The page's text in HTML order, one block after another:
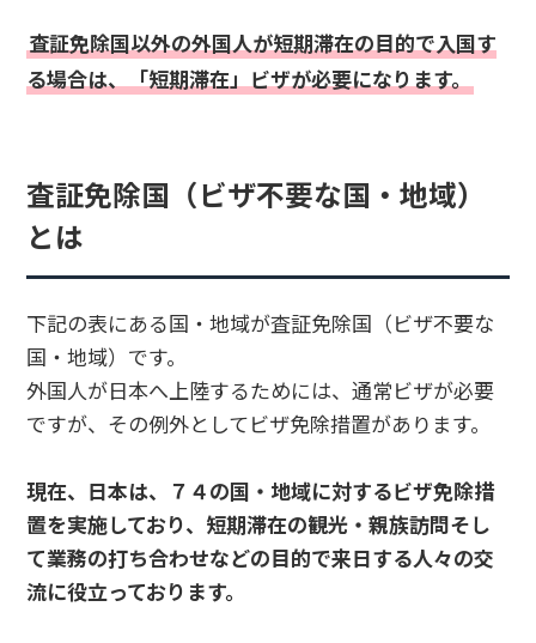
査証免除国以外の外国人が短期滞在の目的で入国す
る場合は、「短期滞在」ビザが必要になります。
査証免除国（ビザ不要な国・地域）
とは
下記の表にある国・地域が査証免除国（ビザ不要な
国・地域）です。
外国人が日本へ上陸するためには、通常ビザが必要
ですが、その例外としてビザ免除措置があります。
現在、日本は、７４の国・地域に対するビザ免除措
置を実施しており、短期滞在の観光・親族訪問そし
て業務の打ち合わせなどの目的で来日する人々の交
流に役立っております。